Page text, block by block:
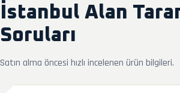
İstanbul Alan
Soruları
Satın alma öncesi hızlı incelenen ürün bilgileri.